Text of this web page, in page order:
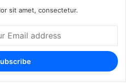
sit amet, consectetur.